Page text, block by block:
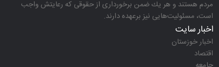
مردم هستند و هر یك ضمن برخورداری از حقوقی كه رعایتش واجب
است، مسئولیت‌هایی نیز برعهده دارند.
اخبار سایت
اخبار خوزستان
اقتصاد